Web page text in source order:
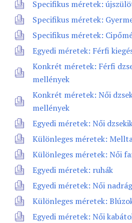
Specifikus méretek:
Specifikus méretek:
Specifikus méretek:
Egyedi méretek: Férfi
Konkrét méretek: Férfi
mellények
Konkrét méretek: Női
mellények
Egyedi méretek: Női
Különleges méretek:
Különleges méretek: Női
Egyedi méretek: ruhák
Egyedi méretek: Női nadrág
Különleges méretek:
Egyedi méretek: Női